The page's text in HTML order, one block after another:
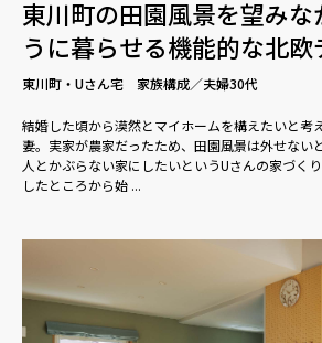
東川町の田園風景を望みな
うに暮らせる機能的な北
東川町・Uさん宅 家族構成／夫婦30代
結婚した頃から漠然とマイホームを構えたいと考
妻。実家が農家だったため、田園風景は外せない
人とかぶらない家にしたいというUさんの家づく
したところから始 ...